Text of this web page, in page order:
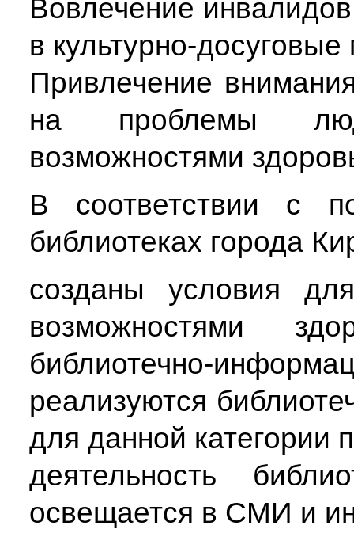
Вовлечение
в культурно-
Привлечение
на проблемы
возможностями
В соответствии с
библиотеках города
созданы условия
возможностями
библиотечно-
реализуются
для данной категории
деятельность
освещается в СМИ и